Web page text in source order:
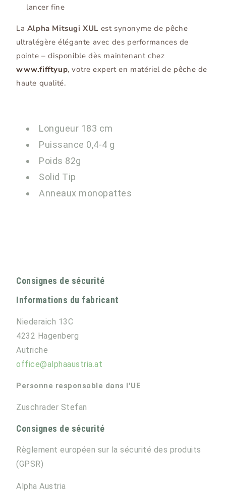
lancer fine
La Alpha Mitsugi XUL est synonyme de pêche
ultralégère élégante avec des performances de
pointe – disponible dès maintenant chez
www.fifftyup, votre expert en matériel de pêche de
haute qualité.
Longueur 183 cm
Puissance 0,4-4 g
Poids 82g
Solid Tip
Anneaux monopattes
Consignes de sécurité
Informations du fabricant
Niederaich 13C
4232 Hagenberg
Autriche
office@alphaaustria.at
Personne responsable dans l'UE
Zuschrader Stefan
Consignes de sécurité
Règlement européen sur la sécurité des produits
(GPSR)
Alpha Austria